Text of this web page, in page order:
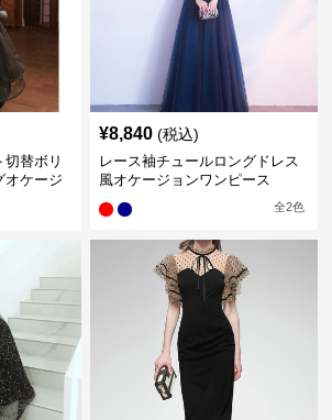
替ボリ
オケージ
¥8,840 (税込)
レース袖チュールロングドレス
風オケージョンワンピース
全2色